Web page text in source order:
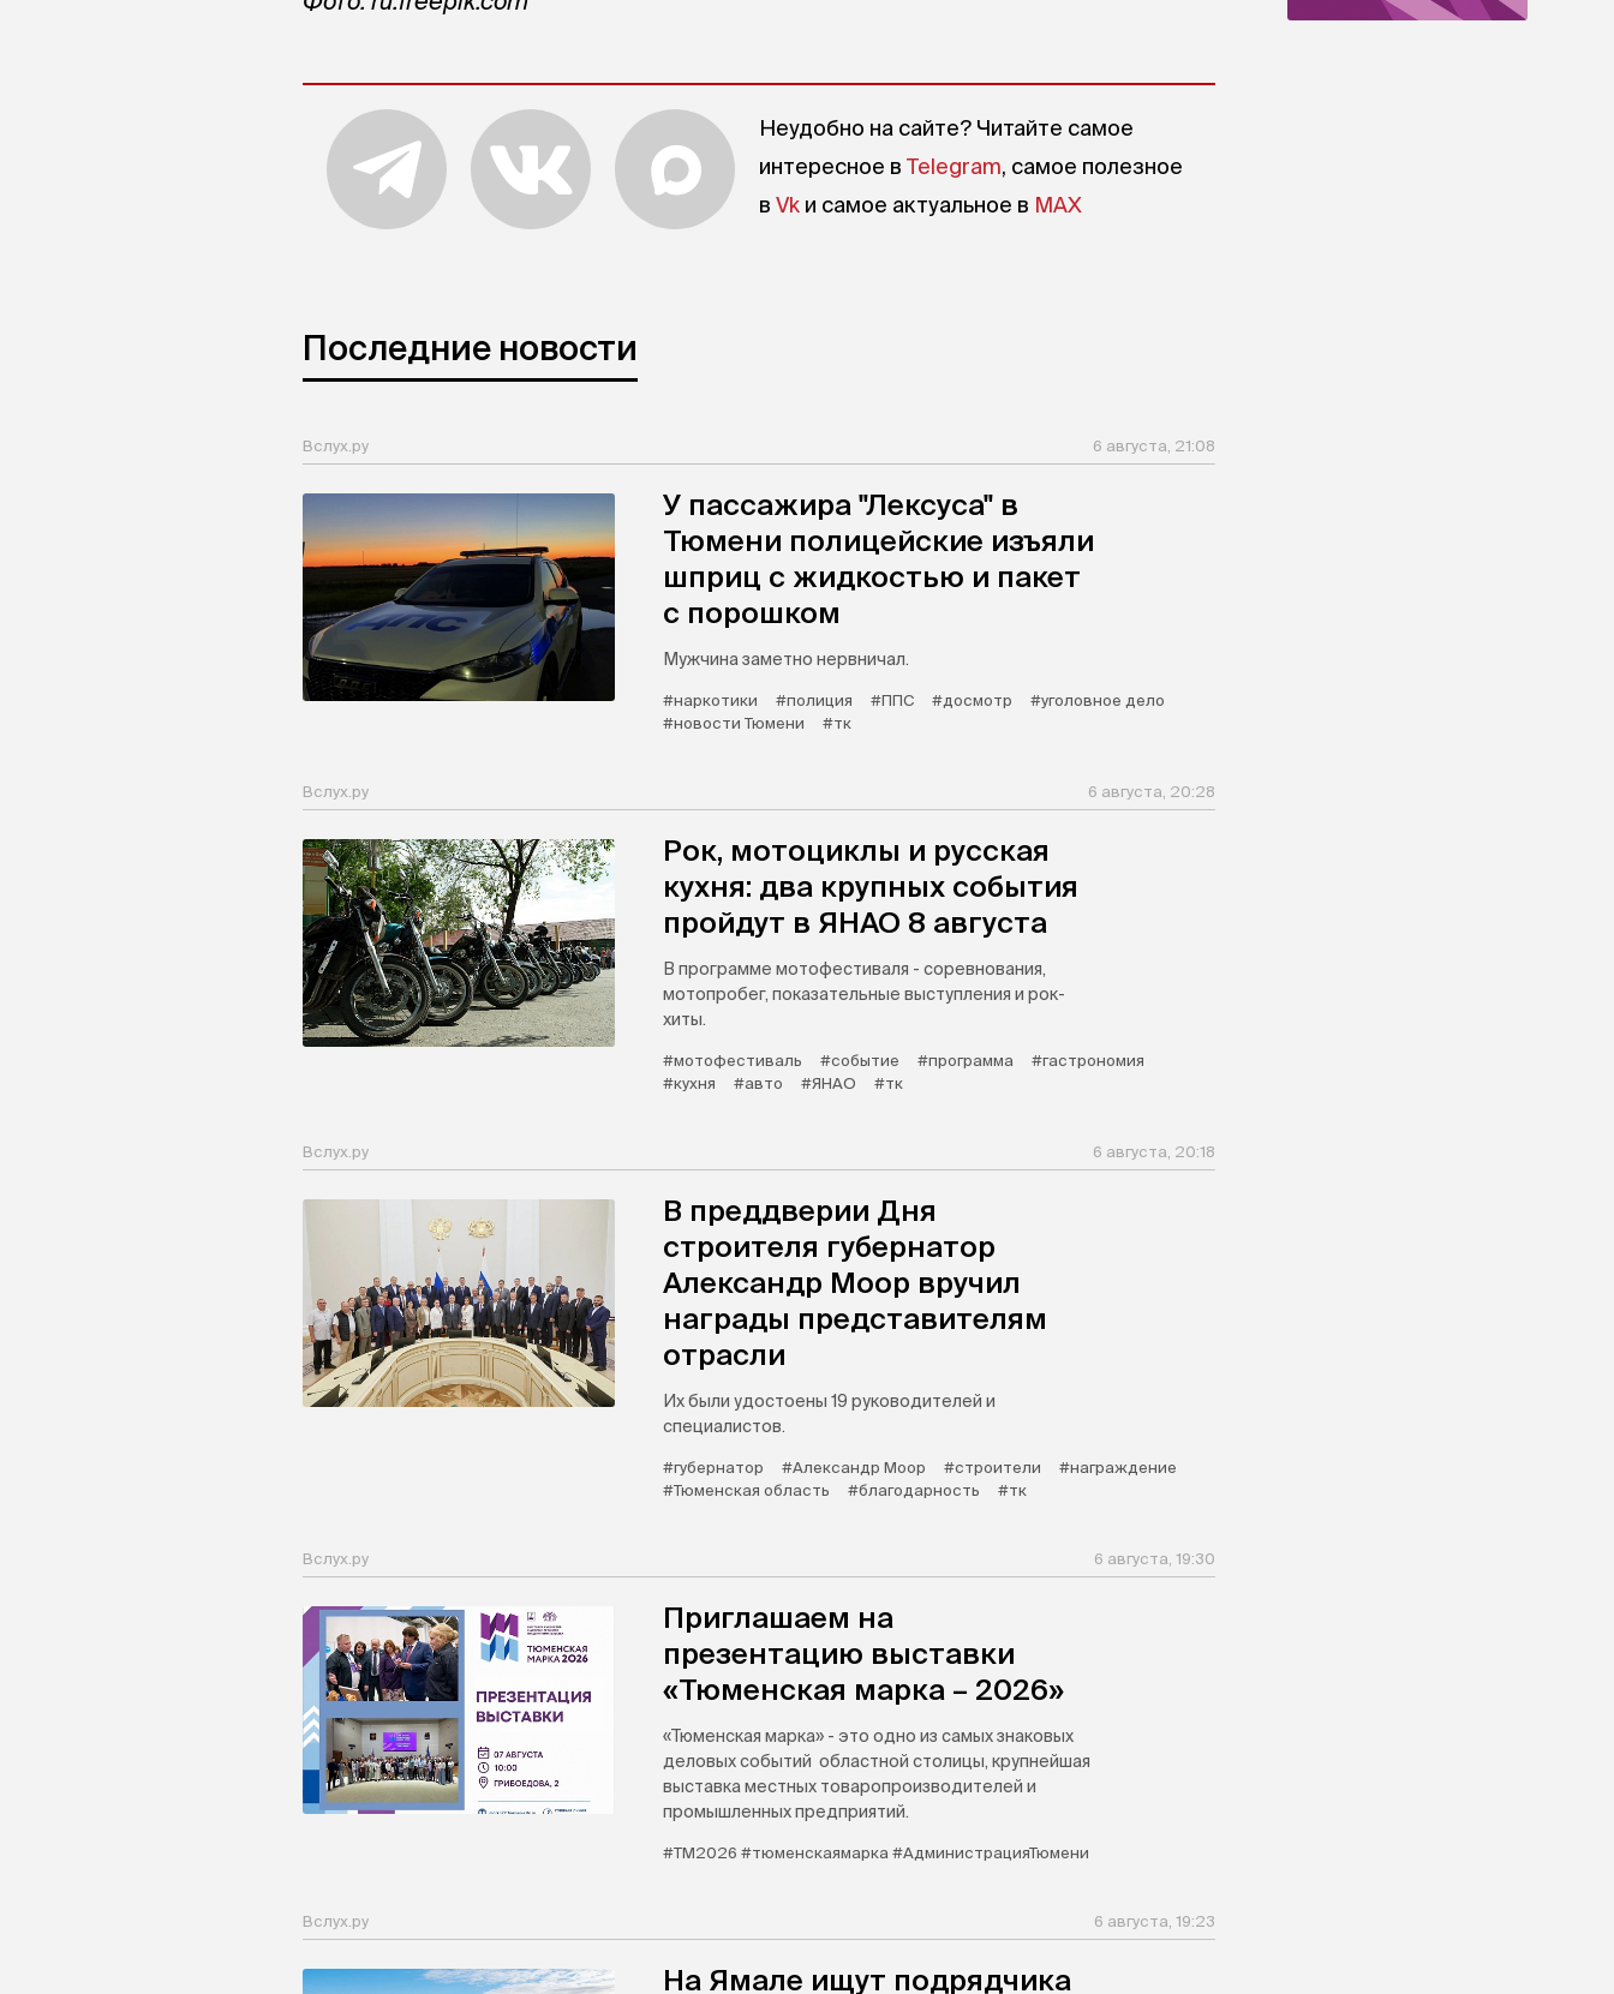
Неудобно на сайте? Читайте самое
интересное в Telegram, самое полезное
в Vk и самое актуальное в MAX
Последние новости
Вслух.ру 6 августа, 21:08
У пассажира "Лексуса" в
Тюмени полицейские изъяли
шприц с жидкостью и пакет
с порошком
Мужчина заметно нервничал.
#наркотики #полиция #ППС #досмотр
#уголовное дело
#новости Тюмени
#тк
Вслух.ру 6 августа, 20:28
Рок, мотоциклы и русская
кухня: два крупных события
пройдут в ЯНАО 8 августа
В программе мотофестиваля - соревнования,
мотопробег, показательные выступления и рок-
хиты.
#мотофестиваль #событие #программа
#гастрономия
#кухня
#авто #ЯНАО #тк
Вслух.ру 6 августа, 20:18
В преддверии Дня
строителя губернатор
Александр Моор вручил
награды представителям
отрасли
Их были удостоены 19 руководителей и
специалистов.
#губернатор #Александр Моор #строители
#награждение
#Тюменская область
#благодарность #тк
Вслух.ру 6 августа, 19:30
Приглашаем на
презентацию выставки
«Тюменская марка – 2026»
«Тюменская марка» - это одно из самых знаковых
деловых событий областной столицы, крупнейшая
выставка местных товаропроизводителей и
промышленных предприятий.
#ТМ2026 #тюменскаямарка #АдминистрацияТюмени
Вслух.ру 6 августа, 19:23
На Ямале ищут подрядчика